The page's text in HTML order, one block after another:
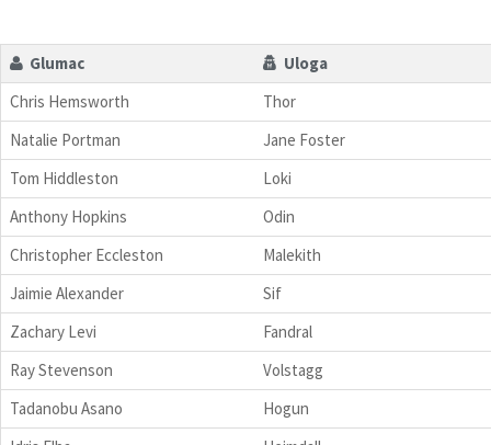
Glumac
Uloga
Chris Hemsworth
Thor
Natalie Portman
Jane Foster
Tom Hiddleston
Loki
Anthony Hopkins
Odin
Christopher Eccleston
Malekith
Jaimie Alexander
Sif
Zachary Levi
Fandral
Ray Stevenson
Volstagg
Tadanobu Asano
Hogun